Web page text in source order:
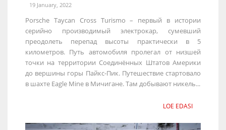
19 January, 2022
Porsche Taycan Cross Turismo – первый в истории
серийно производимый электрокар, сумевший
преодолеть перепад высоты практически в 5
километров. Путь автомобиля пролегал от низшей
точки на территории Соединённых Штатов Америки
до вершины горы Пайкс-Пик. Путешествие стартовало
в шахте Eagle Mine в Мичигане. Там добывают никель...
LOE EDASI